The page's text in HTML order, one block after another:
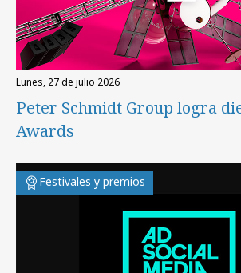
lunes, 27 de julio 2026
Peter Schmidt Group logra
Awards
Festivales y premios